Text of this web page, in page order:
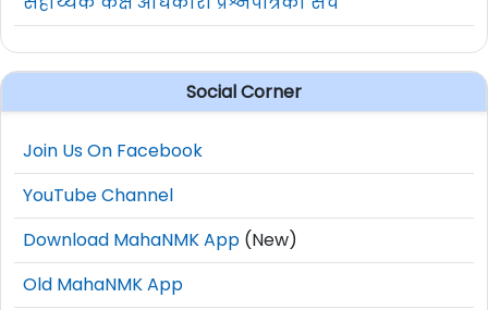
Social Corner
Join Us On Facebook
YouTube Channel
Download MahaNMK App (New)
Old MahaNMK App